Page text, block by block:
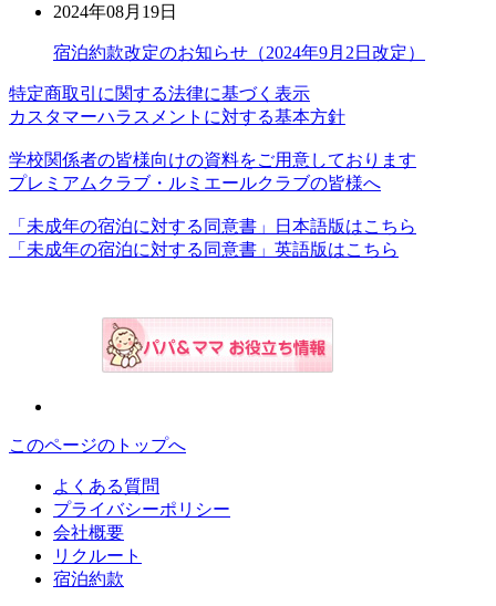
2024年08月19日
宿泊約款改定のお知らせ（2024年9月2日改定）
特定商取引に関する法律に基づく表示
カスタマーハラスメントに対する基本方針
学校関係者の皆様向けの資料をご用意しております
プレミアムクラブ・ルミエールクラブの皆様へ
「未成年の宿泊に対する同意書」日本語版はこちら
「未成年の宿泊に対する同意書」英語版はこちら
このページのトップへ
よくある質問
プライバシーポリシー
会社概要
リクルート
宿泊約款